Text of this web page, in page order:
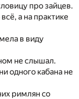
про зайцев.
а на практике
в виду
не слышал.
одного кабана не
римлян со